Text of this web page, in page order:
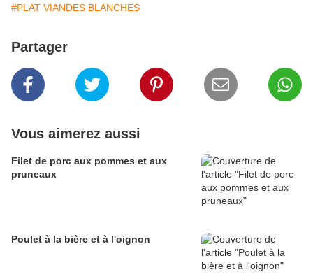
#PLAT VIANDES BLANCHES
Partager
Vous aimerez aussi
Filet de porc aux pommes et aux
pruneaux
Poulet à la bière et à l'oignon